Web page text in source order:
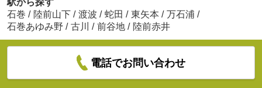
石巻 / 陸前山下 / 渡波 / 蛇田 / 東矢本 / 万石浦 /
石巻あゆみ野 / 古川 / 前谷地 / 陸前赤井
電話でお問い合わせ